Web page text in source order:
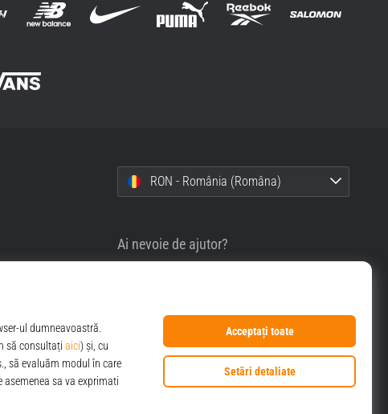
RON - România (Româna)
Ai nevoie de ajutor?
info@top4sport.ro